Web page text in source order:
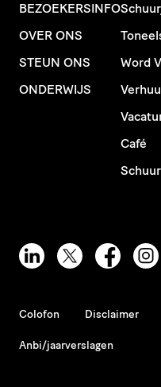
BEZOEKERSINFO
OVER ONS
STEUN ONS
ONDERWIJS
Word
Café
Colofon Disclaimer
Anbi/jaarverslagen